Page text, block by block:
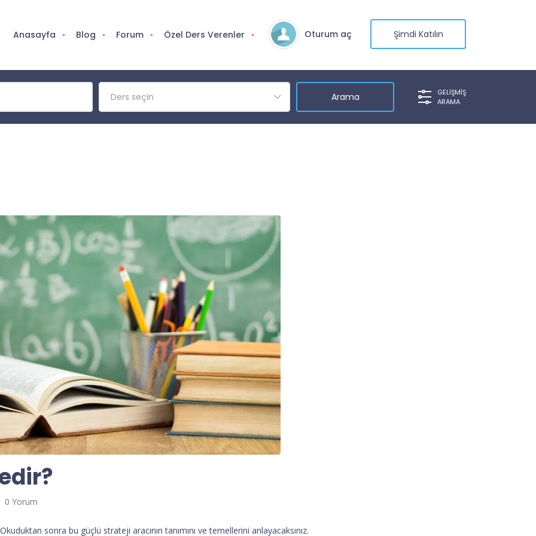
Anasayfa Blog Forum Özel Ders Verenler Oturum aç Şimdi Katılın
Ders seçin
GELIŞMIŞ
ARAMA
0 Yorum
sonra bu güçlü strateji aracının tanımını ve temellerini anlayacaksınız.